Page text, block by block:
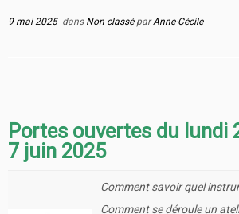
9 mai 2025dans Non classé parAnne-Cécile
Portes ouvertes du lundi
7 juin 2025
Comment savoir quel
Comment se déroule un